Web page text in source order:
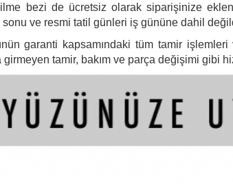
bezi de ücretsiz olarak siparişinize
ve resmi tatil günleri iş gününe dahil
garanti kapsamındaki tüm tamir
girmeyen tamir, bakım ve parça değişimi gibi